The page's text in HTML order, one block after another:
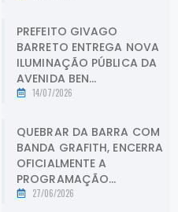
PREFEITO GIVAGO
BARRETO ENTREGA NOVA
ILUMINAÇÃO PÚBLICA DA
AVENIDA BEN...
14/07/2026
QUEBRAR DA BARRA COM
BANDA GRAFITH, ENCERRA
OFICIALMENTE A
PROGRAMAÇÃO...
27/06/2026